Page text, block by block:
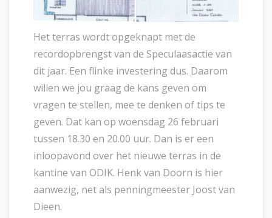
Het terras wordt opgeknapt met de
recordopbrengst van de Speculaasactie van
dit jaar. Een flinke investering dus. Daarom
willen we jou graag de kans geven om
vragen te stellen, mee te denken of tips te
geven. Dat kan op woensdag 26 februari
tussen 18.30 en 20.00 uur. Dan is er een
inloopavond over het nieuwe terras in de
kantine van ODIK. Henk van Doorn is hier
aanwezig, net als penningmeester Joost van
Dieen.